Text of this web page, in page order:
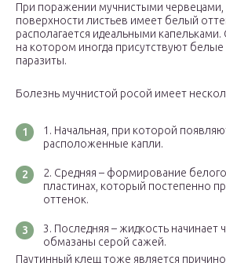
При поражении мучнистыми червецами,
поверхности листьев имеет белый
располагается идеальными
на котором иногда присутствуют
паразиты.
Болезнь мучнистой росой имеет
Начальная, при которой
расположенные капли.
Средняя – формирование
пластинах, который постепенно
оттенок.
Последняя – жидкость начинает
обмазаны серой сажей.
Паутинный клещ тоже является